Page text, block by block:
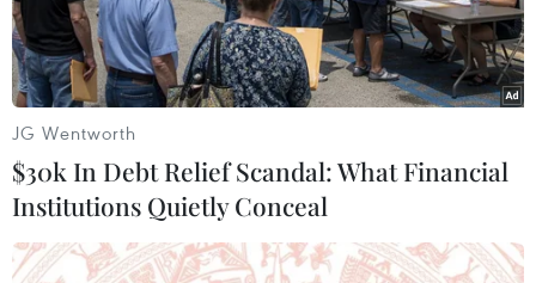
JG Wentworth
$30k In Debt Relief Scandal: What Financial
Institutions Quietly Conceal